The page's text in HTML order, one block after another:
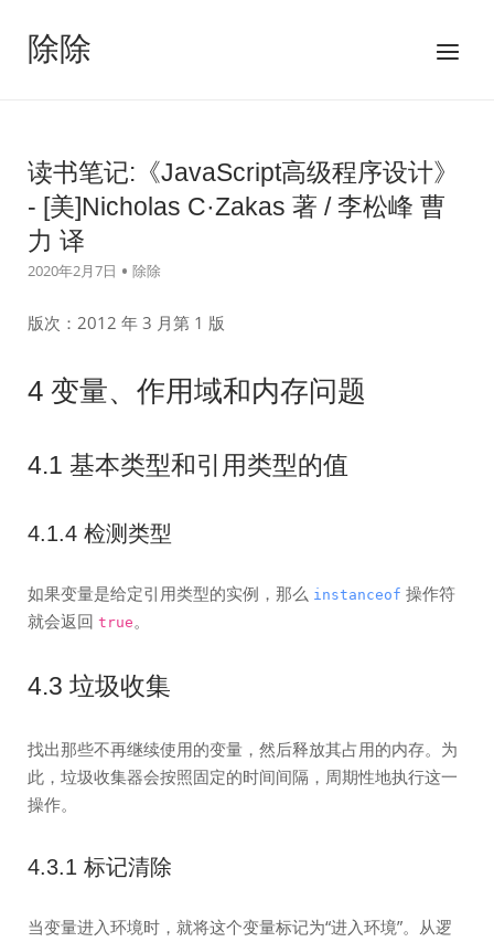
除除
菜
读书笔记:《JavaScript高级程序设计》
- [美]Nicholas C·Zakas 著 / 李松峰 曹
力 译
2020年2月7日 除除
版次：2012 年 3 月第 1 版
4 变量、作用域和内存问题
4.1 基本类型和引用类型的值
4.1.4 检测类型
如果变量是给定引用类型的实例，那么 instanceof 操作符
就会返回 true。
4.3 垃圾收集
找出那些不再继续使用的变量，然后释放其占用的内存。为
此，垃圾收集器会按照固定的时间间隔，周期性地执行这一
操作。
4.3.1 标记清除
当变量进入环境时，就将这个变量标记为“进入环境”。从逻